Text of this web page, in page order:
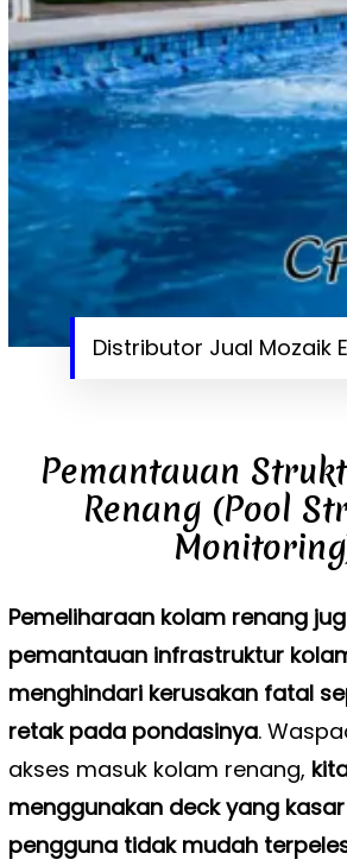
Distributor Jual Mozaik
Pemantauan
Renang (Pool
Pemeliharaan kolam renang
pemantauan infrastruktur
menghindari kerusakan fatal
retak pada pondasinya.
akses masuk kolam renang,
menggunakan deck yang
pengguna tidak mudah